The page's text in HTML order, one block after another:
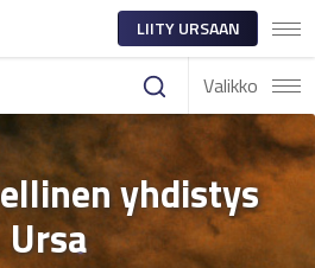
LIITY URSAAN
Valikko
yhdistys
Ursa